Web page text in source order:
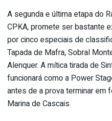
A segunda e última etapa do
CPKA, promete ser bastante
por cinco especiais de
Tapada de Mafra, Sobral
Alenquer. A mítica tirada de
funcionará como a Power
antes de a prova terminar em
Marina de Cascais.